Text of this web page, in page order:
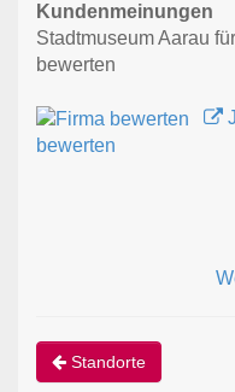
Kundenmeinungen
Stadtmuseum Aarau
bewerten
bewerten
Standorte